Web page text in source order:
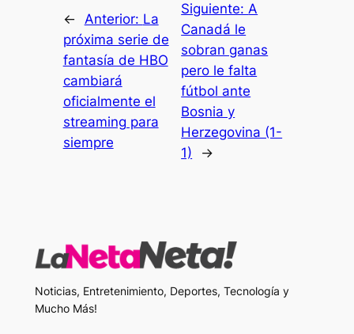
← Anterior: La
próxima serie de
fantasía de HBO
cambiará
oficialmente el
streaming para
siempre
Siguiente:A
Canadá le
sobran ganas
pero le falta
fútbol ante
Bosnia y
Herzegovina (1-
1)
→
Noticias, Entretenimiento, Deportes, Tecnología y
Mucho Más!